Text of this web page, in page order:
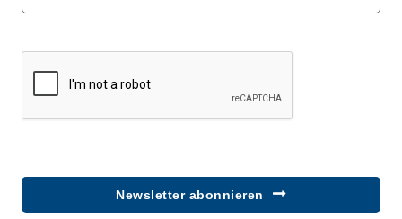
Newsletter abonnieren